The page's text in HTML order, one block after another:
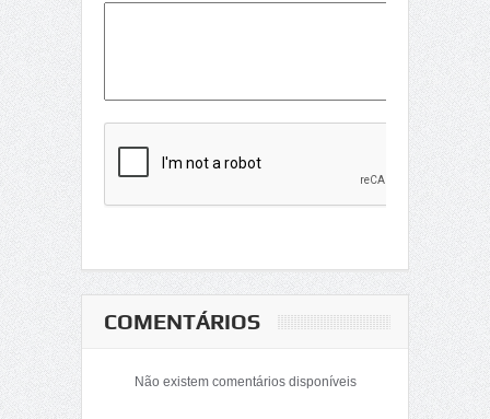
COMENTÁRIOS
Não existem comentários disponíveis